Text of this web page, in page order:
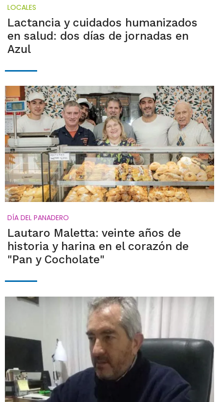
LOCALES
Lactancia y cuidados humanizados
en salud: dos días de jornadas en
Azul
DÍA DEL PANADERO
Lautaro Maletta: veinte años de
historia y harina en el corazón de
"Pan y Cocholate"